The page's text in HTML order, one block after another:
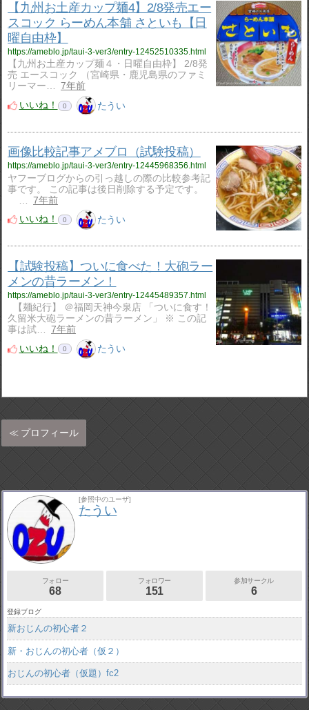
【九州お土産カップ麺4】2/8発売エー
スコック らーめん本舗 さといも【日
曜自由枠】
https://ameblo.jp/taui-3-ver3/entry-12452510335.html
【九州お土産カップ麺４・日曜自由枠】 2/8発
売 エースコック （宮崎県・鹿児島県のファミ
リーマー…
7年前
いいね！
0 たうい
画像比較記事アメブロ（試験投稿）
https://ameblo.jp/taui-3-ver3/entry-12445968356.html
ヤフーブログからの引っ越しの際の比較参考記
事です。 この記事は後日削除する予定です。
7年前
いいね！
0 たうい
【試験投稿】ついに食べた！大砲ラー
メンの昔ラーメン！
https://ameblo.jp/taui-3-ver3/entry-12445489357.html
【麺紀行】 ＠福岡天神今泉店 「ついに食す！
久留米大砲ラーメンの昔ラーメン」 ※ この記
事は試…
7年前
いいね！
0 たうい
プロフィール
[参照中のユーザ]
たうい
フォロー
68
フォロワー
151
参加サークル
6
登録ブログ
新おじんの初心者２
新・おじんの初心者（仮２）
おじんの初心者（仮題）fc2